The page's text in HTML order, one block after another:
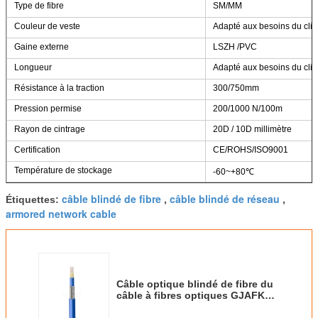
Type de fibre SM/MM
Couleur de veste Adapté aux besoins du
Gaine externe LSZH /PVC
Longueur Adapté aux besoins du
Résistance à la traction 300/750mm
Pression permise 200/1000 N/100m
Rayon de cintrage 20D / 10D millimètre
Certification CE/ROHS/ISO9001
Température de stockage -60~+80℃
Étiquettes: câble blindé de fibre , câble blindé de réseau ,
armored network cable
Câble optique blindé de fibre du
câble à fibres optiques GJAFKV